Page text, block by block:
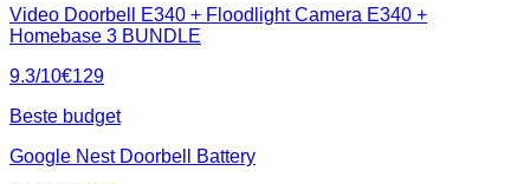
Video Doorbell E340 + Floodlight Camera E340 +
Homebase 3 BUNDLE
9.3/10€129
Beste budget
Google Nest Doorbell Battery